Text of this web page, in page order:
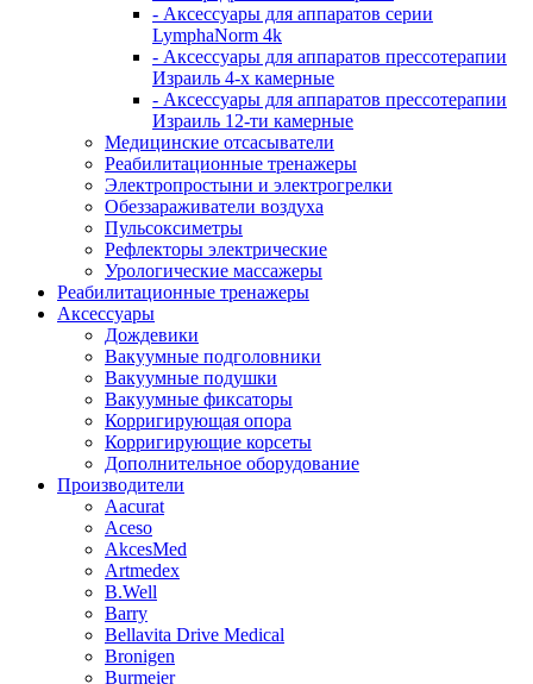
- Аксессуары для аппаратов серии
LymphaNorm 4k
- Аксессуары для аппаратов прессотерапии
Израиль 4-х камерные
- Аксессуары для аппаратов прессотерапии
Израиль 12-ти камерные
Медицинские отсасыватели
Реабилитационные тренажеры
Электропростыни и электрогрелки
Обеззараживатели воздуха
Пульсоксиметры
Рефлекторы электрические
Урологические массажеры
Реабилитационные тренажеры
Аксессуары
Дождевики
Вакуумные подголовники
Вакуумные подушки
Вакуумные фиксаторы
Корригирующая опора
Корригирующие корсеты
Дополнительное оборудование
Производители
Aacurat
Aceso
AkcesMed
Artmedex
B.Well
Barry
Bellavita Drive Medical
Bronigen
Burmeier